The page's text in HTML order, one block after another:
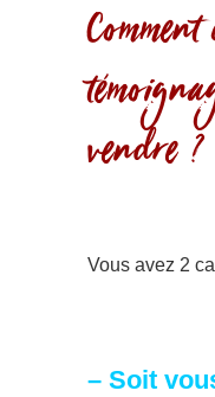
vendre ?
Vous avez 2
– Soit